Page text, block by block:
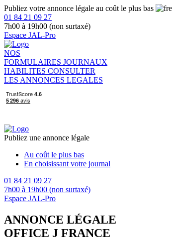
Publiez votre annonce légale au coût le plus bas
01 84 21 09 27
7h00 à 19h00 (non surtaxé)
Espace JAL-Pro
NOS
FORMULAIRES JOURNAUX
HABILITES CONSULTER
LES ANNONCES LEGALES
Publiez une annonce légale
Au coût le plus bas
En choisissant votre journal
01 84 21 09 27
7h00 à 19h00 (non surtaxé)
Espace JAL-Pro
ANNONCE LÉGALE
OFFICE J FRANCE